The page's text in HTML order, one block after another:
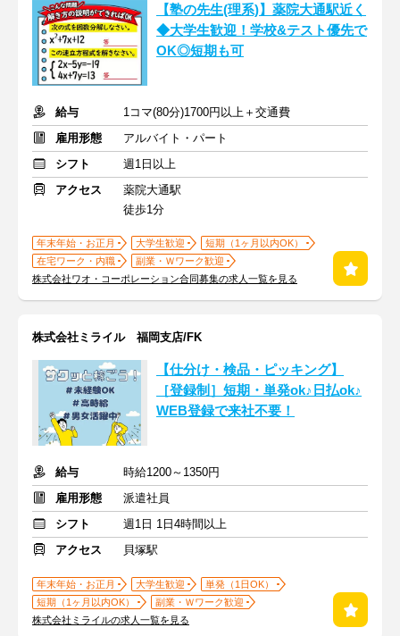
【塾の先生(理系)】薬院大通駅近く
◆大学生歓迎！学校&テスト優先で
OK◎短期も可
給与
1コマ(80分)1700円以上＋交通費
雇用形態
アルバイト・パート
シフト
週1日以上
アクセス
薬院大通駅
徒歩1分
年末年始・お正月 大学生歓迎
短期（1ヶ月以内OK）
在宅ワーク・内職
副業・Ｗワーク歓迎
株式会社ワオ・コーポレーション合同募集の求人一覧を見る
株式会社ミライル 福岡支店/FK
【仕分け・検品・ピッキング】
［登録制］短期・単発ok♪日払ok♪
WEB登録で来社不要！
給与
時給1200～1350円
雇用形態
派遣社員
シフト
週1日 1日4時間以上
アクセス
貝塚駅
年末年始・お正月 大学生歓迎
単発（1日OK）
短期（1ヶ月以内OK）
副業・Ｗワーク歓迎
株式会社ミライルの求人一覧を見る